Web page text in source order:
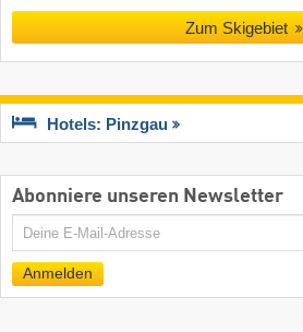
Zum Skigebiet
Hotels: Pinzgau
Abonniere unseren Newsletter
E-
Anmelden